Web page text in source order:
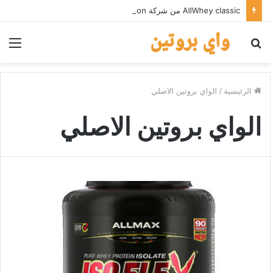
AllWhey classic من شركة AllMax nutrition
الرئيسية / الواي بروتين الاصلي
الواي بروتين الاصلي